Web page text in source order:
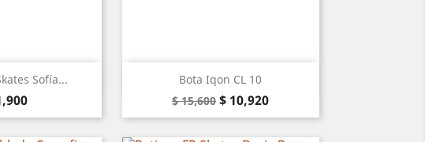
Sofía...
rápida Bota Iqon CL 10
Precio
base
$ 15,600 Precio
$ 10,920
Vista rápida